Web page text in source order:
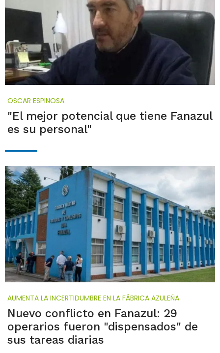
OSCAR ESPINOSA
"El mejor potencial que tiene Fanazul
es su personal"
AUMENTA LA INCERTIDUMBRE EN LA FÁBRICA AZULEÑA
Nuevo conflicto en Fanazul: 29
operarios fueron "dispensados" de
sus tareas diarias